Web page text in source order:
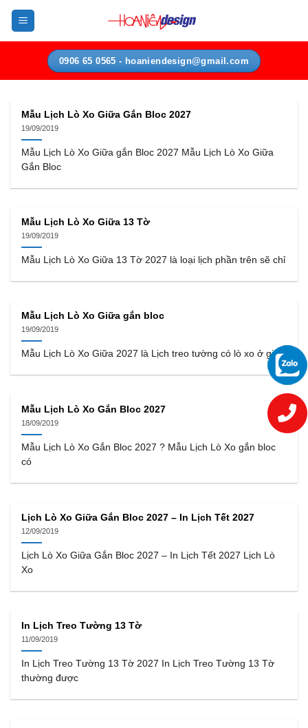
Bỏ
nội
0906 65 0565 - hoaniendesign@gmail.com
Mẫu Lịch Lò Xo Giữa Gắn Bloc 2027
19/09/2019
Mẫu Lịch Lò Xo Giữa gắn Bloc 2027 Mẫu Lịch Lò Xo Giữa
Gắn Bloc
Mẫu Lịch Lò Xo Giữa 13 Tờ
19/09/2019
Mẫu Lịch Lò Xo Giữa 13 Tờ 2027 là loại lịch phần trên sẽ chỉ
Mẫu Lịch Lò Xo Giữa gắn bloc
19/09/2019
Mẫu Lịch Lò Xo Giữa 2027 là Lịch treo tường có lò xo ở giữa
Mẫu Lịch Lò Xo Gắn Bloc 2027
18/09/2019
Mẫu Lịch Lò Xo Gắn Bloc 2027 ? Mẫu Lịch Lò Xo gắn bloc
có
Lịch Lò Xo Giữa Gắn Bloc 2027 – In Lịch Tết 2027
12/09/2019
Lịch Lò Xo Giữa Gắn Bloc 2027 – In Lịch Tết 2027 Lịch Lò
Xo
In Lịch Treo Tường 13 Tờ
11/09/2019
In Lịch Treo Tường 13 Tờ 2027 In Lịch Treo Tường 13 Tờ
thường được